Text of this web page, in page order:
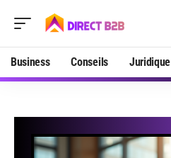
Business Conseils Juridique